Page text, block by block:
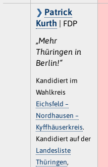
Patrick
Kurth | FDP
„Mehr
Thüringen in
Berlin!“
Kandidiert im
Wahlkreis
Eichsfeld –
Nordhausen –
Kyffhäuserkreis.
Kandidiert auf der
Landesliste
Thüringen,